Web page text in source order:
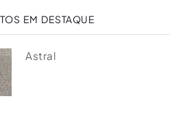
EM DESTAQUE
Astral